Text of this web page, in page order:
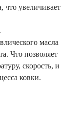
что увеличивает
масла
Что позволяет
скорость, и
ковки.